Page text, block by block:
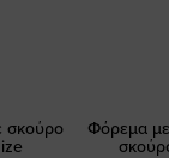
σκούρο
Φόρεμα με